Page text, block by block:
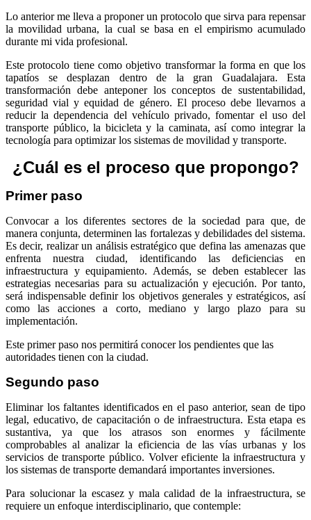
Lo anterior me lleva a proponer un protocolo que sirva para repensar
la movilidad urbana, la cual se basa en el empirismo acumulado
durante mi vida profesional.
Este protocolo tiene como objetivo transformar la forma en que los
tapatíos se desplazan dentro de la gran Guadalajara. Esta
transformación debe anteponer los conceptos de sustentabilidad,
seguridad vial y equidad de género. El proceso debe llevarnos a
reducir la dependencia del vehículo privado, fomentar el uso del
transporte público, la bicicleta y la caminata, así como integrar la
tecnología para optimizar los sistemas de movilidad y transporte.
¿Cuál es el proceso que propongo?
Primer paso
Convocar a los diferentes sectores de la sociedad para que, de
manera conjunta, determinen las fortalezas y debilidades del sistema.
Es decir, realizar un análisis estratégico que defina las amenazas que
enfrenta nuestra ciudad, identificando las deficiencias en
infraestructura y equipamiento. Además, se deben establecer las
estrategias necesarias para su actualización y ejecución. Por tanto,
será indispensable definir los objetivos generales y estratégicos, así
como las acciones a corto, mediano y largo plazo para su
implementación.
Este primer paso nos permitirá conocer los pendientes que las
autoridades tienen con la ciudad.
Segundo paso
Eliminar los faltantes identificados en el paso anterior, sean de tipo
legal, educativo, de capacitación o de infraestructura. Esta etapa es
sustantiva, ya que los atrasos son enormes y fácilmente
comprobables al analizar la eficiencia de las vías urbanas y los
servicios de transporte público. Volver eficiente la infraestructura y
los sistemas de transporte demandará importantes inversiones.
Para solucionar la escasez y mala calidad de la infraestructura, se
requiere un enfoque interdisciplinario, que contemple: